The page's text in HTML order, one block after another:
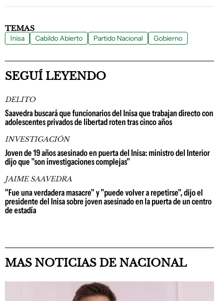
TEMAS
Inisa Cabildo Abierto Partido Nacional Gobierno
SEGUÍ LEYENDO
DELITO
Saavedra buscará que funcionarios del Inisa que trabajan directo con
adolescentes privados de libertad roten tras cinco años
INVESTIGACIÓN
Joven de 19 años asesinado en puerta del Inisa: ministro del Interior
dijo que "son investigaciones complejas"
JAIME SAAVEDRA
"Fue una verdadera masacre" y "puede volver a repetirse", dijo el
presidente del Inisa sobre joven asesinado en la puerta de un centro
de estadía
MAS NOTICIAS DE NACIONAL